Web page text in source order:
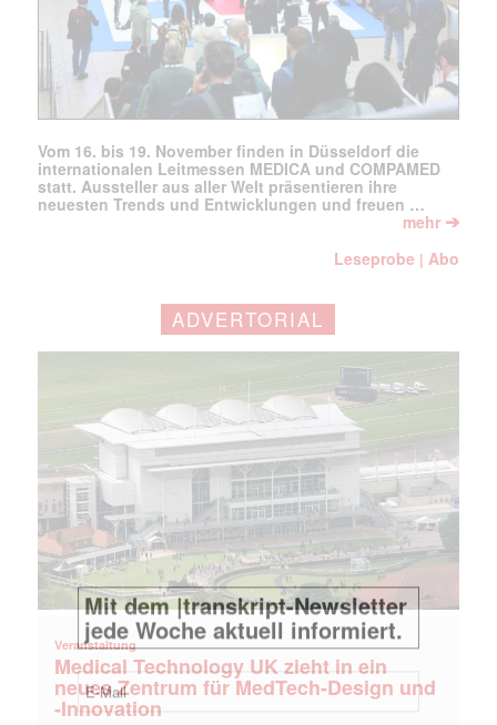
Vom 16. bis 19. November finden in Düsseldorf die
internationalen Leitmessen MEDICA und COMPAMED
statt. Aussteller aus aller Welt präsentieren ihre
neuesten Trends und Entwicklungen und freuen …
mehr ➔
Leseprobe |Abo
ADVERTORIAL
Veranstaltung
Medical Technology UK zieht in ein
neues Zentrum für MedTech-Design und
-Innovation